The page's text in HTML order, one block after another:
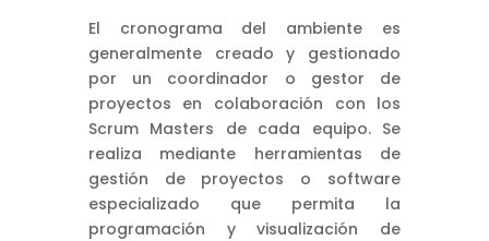
El cronograma del ambiente es
generalmente creado y gestionado
por un coordinador o gestor de
proyectos en colaboración con los
Scrum Masters de cada equipo. Se
realiza mediante herramientas de
gestión de proyectos o software
especializado que permita la
programación y visualización de